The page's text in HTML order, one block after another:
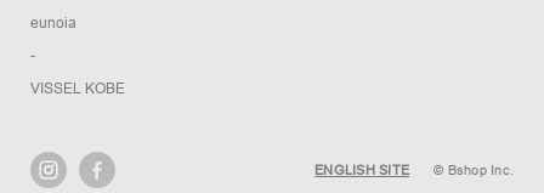
eunoia
-
VISSEL KOBE
ENGLISH SITE © Bshop Inc.